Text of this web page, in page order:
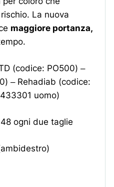
La nuova
maggiore portanza,
(codice: PO500) –
– Rehadiab (codice:
uomo)
ogni due taglie